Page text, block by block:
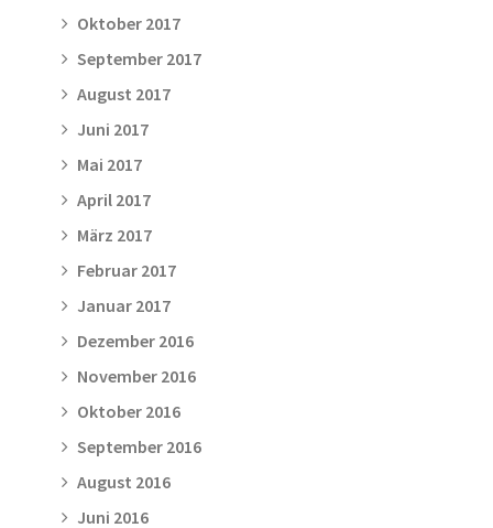
Oktober 2017
September 2017
August 2017
Juni 2017
Mai 2017
April 2017
März 2017
Februar 2017
Januar 2017
Dezember 2016
November 2016
Oktober 2016
September 2016
August 2016
Juni 2016